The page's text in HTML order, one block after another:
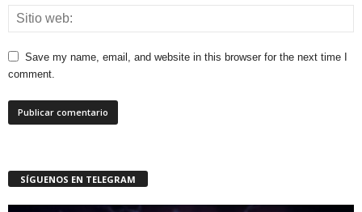
Save my name, email, and website in this browser for the next time I
comment.
SÍGUENOS EN TELEGRAM